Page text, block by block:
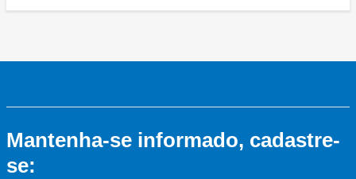
Mantenha-se informado, cadastre-
se: